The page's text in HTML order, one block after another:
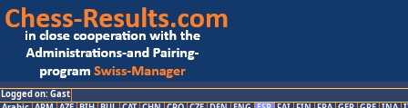
Logged on: Gast